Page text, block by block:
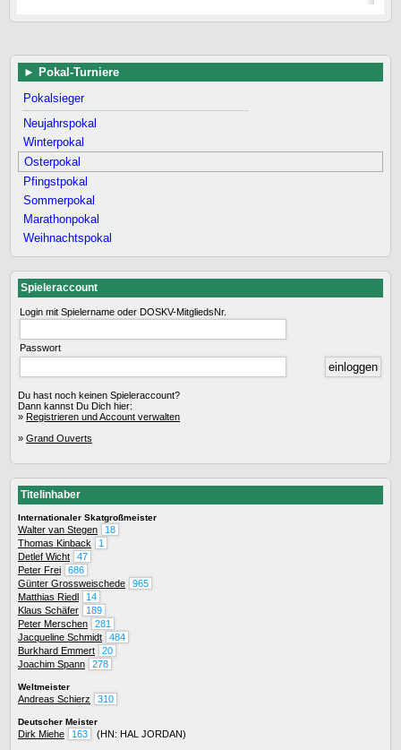
Pokal-Turniere
Pokalsieger
Neujahrspokal
Winterpokal
Osterpokal
Pfingstpokal
Sommerpokal
Marathonpokal
Weihnachtspokal
Spieleraccount
Login mit Spielername oder DOSKV-MitgliedsNr.
Passwort
Du hast noch keinen Spieleraccount?
Dann kannst Du Dich hier:
» Registrieren und Account verwalten
» Grand Ouverts
Titelinhaber
Internationaler Skatgroßmeister
Walter van Stegen
18
Thomas Kinback
1
Detlef Wicht
47
Peter Frei
686
Günter Grossweischede
965
Matthias Riedl
14
Klaus Schäfer
189
Peter Merschen
281
Jacqueline Schmidt
484
Burkhard Emmert
20
Joachim Spann
278
Weltmeister
Andreas Schierz 310
Deutscher Meister
Dirk Miehe 163 (HN: HAL JORDAN)